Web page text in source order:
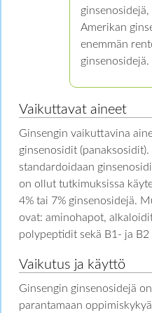
ginsenosidejä,
Amerikan
enemmän
ginsenosidejä.
Vaikuttavat aineet
Ginsengin vaikuttavina
ginsenosidit
standardoidaan
on ollut tutkimuksissa
4% tai 7% ginsenosidejä.
ovat: aminohapot,
polypeptidit sekä B1- ja
Vaikutus ja käyttö
Ginsengin ginsenosidejä
parantamaan